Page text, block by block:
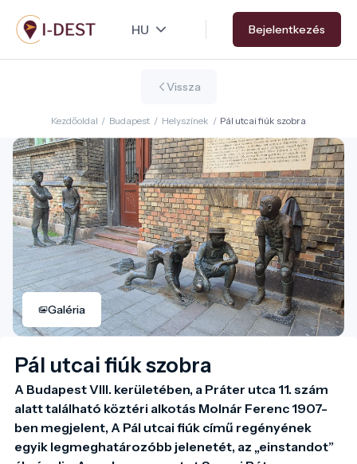
Ugrás
a
tartalomra
Bejelentkezés
Vissza
Kezdőoldal / Budapest / Helyszínek / Pál utcai fiúk szobra
Galéria
Pál utcai fiúk szobra
A Budapest VIII. kerületében, a Práter utca 11. szám
alatt található köztéri alkotás Molnár Ferenc 1907-
ben megjelent, A Pál utcai fiúk című regényének
egyik legmeghatározóbb jelenetét, az „einstandot”